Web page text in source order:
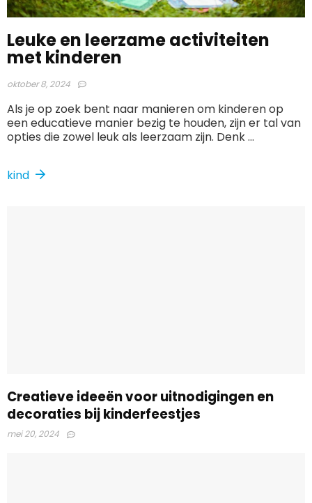
Leuke en leerzame activiteiten
met kinderen
oktober 8, 2024
Als je op zoek bent naar manieren om kinderen op
een educatieve manier bezig te houden, zijn er tal van
opties die zowel leuk als leerzaam zijn. Denk ...
kind
Creatieve ideeën voor uitnodigingen en
decoraties bij kinderfeestjes
mei 20, 2024